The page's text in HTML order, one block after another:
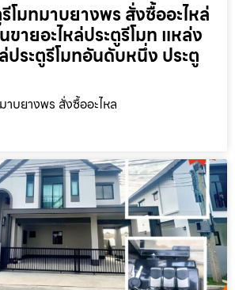
โมทมาบยางพร สั่งซื้ออะไหล่
ขายอะไหล่ประตูรีโมท แหล่ง
ประตูรีโมทอันดับหนึ่ง ประตู
บยางพร สั่งซื้ออะไหล